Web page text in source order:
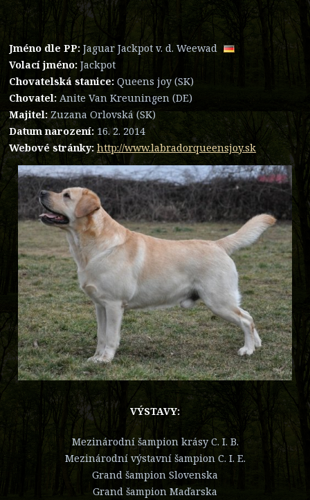
Jméno dle PP: Jaguar Jackpot v. d. Weewad
Volací jméno: Jackpot
Chovatelská stanice: Queens joy (SK)
Chovatel: Anite Van Kreuningen (DE)
Majitel:Zuzana Orlovská (SK)
Datum narození: 16. 2. 2014
Webové stránky: http://www.labradorqueensjoy.sk
VÝSTAVY:
Mezinárodní šampion krásy C. I. B.
Mezinárodní výstavní šampion C. I. E.
Grand šampion Slovenska
Grand šampion Maďarska